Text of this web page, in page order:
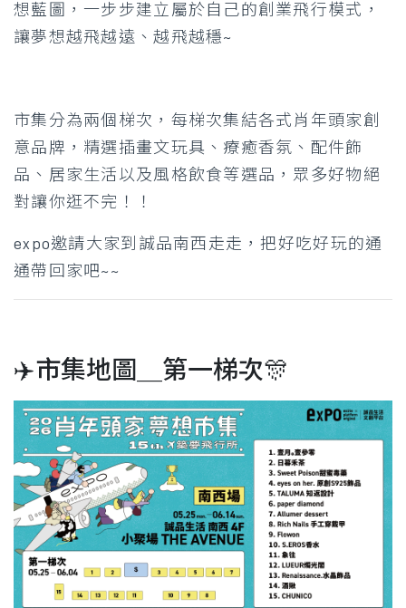
想藍圖，一步步建立屬於自己的創業飛行模式，
讓夢想越飛越遠、越飛越穩~
市集分為兩個梯次，每梯次集結各式肖年頭家創
意品牌，精選插畫文玩具、療癒香氛、配件飾
品、居家生活以及風格飲食等選品，眾多好物絕
對讓你逛不完！！
expo邀請大家到誠品南西走走，把好吃好玩的通
通帶回家吧~~
✈️市集地圖＿第一梯次🎊